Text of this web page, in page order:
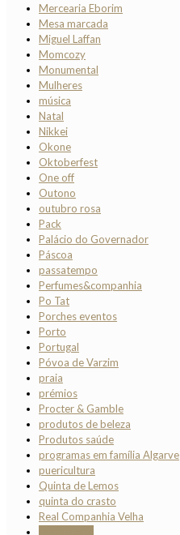
Mercearia Eborim
Mesa marcada
Miguel Laffan
Momcozy
Monumental
Mulheres
música
Natal
Nikkei
Okone
Oktoberfest
One off
Outono
outubro rosa
Pack
Palácio do Governador
Páscoa
passatempo
Perfumes&companhia
Po Tat
Porches eventos
Porto
Portugal
Póvoa de Varzim
praia
prémios
Procter & Gamble
produtos de beleza
Produtos saúde
programas em família Algarve
puericultura
Quinta de Lemos
quinta do crasto
Real Companhia Velha